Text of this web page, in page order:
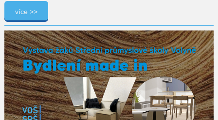
více >>